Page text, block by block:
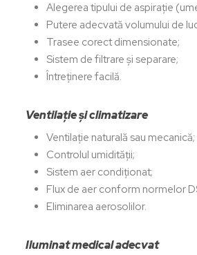
Alegerea tipului de aspirație
Putere adecvată volumului de
Trasee corect dimensionate;
Sistem de filtrare și separare;
Întreținere facilă.
Ventilație și climatizare
Ventilație naturală sau mecanică;
Controlul umidității;
Sistem aer condiționat;
Flux de aer conform normelor
Eliminarea aerosolilor.
Iluminat medical adecvat